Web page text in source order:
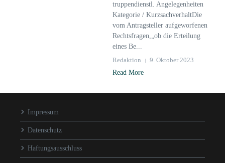
truppendienstl. Angelegenheiten
Kategorie / KurzsachverhaltDie
vom Antragsteller aufgeworfenen
Rechtsfragen,„ob die Erteilung
eines Be...
Redaktion
9. Oktober 2023
Read More
Impressum
Datenschutz
Haftungsausschluss